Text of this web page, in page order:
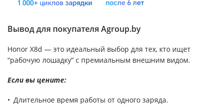
Вывод для покупателя Agroup.by
Honor X8d — это идеальный выбор для тех, кто ищет
“рабочую лошадку” с премиальным внешним видом.
Если вы цените:
Длительное время работы от одного заряда.